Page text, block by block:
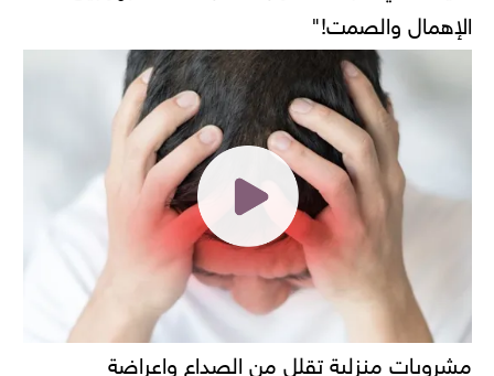
الإهمال والصمت!"
مشروبات منزلية تقلل من الصداع واعراضة